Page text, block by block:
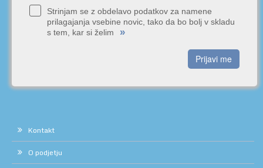
Strinjam se z obdelavo podatkov za namene
prilagajanja vsebine novic, tako da bo bolj v skladu
s tem, kar si želim
»
Prijavi me
Kontakt
O podjetju